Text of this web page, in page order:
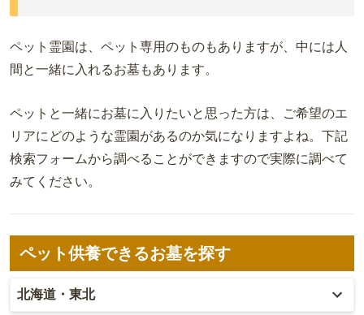
ペット霊園は、ペット専用のものもありますが、中には人
間と一緒に入れるお墓もあります。
ペットと一緒にお墓に入りたいと思った方は、ご希望のエ
リアにどのような霊園があるのか気になりますよね。下記
検索フォームから調べることができますので実際に調べて
みてください。
ペット供養できるお墓を探す
北海道・東北